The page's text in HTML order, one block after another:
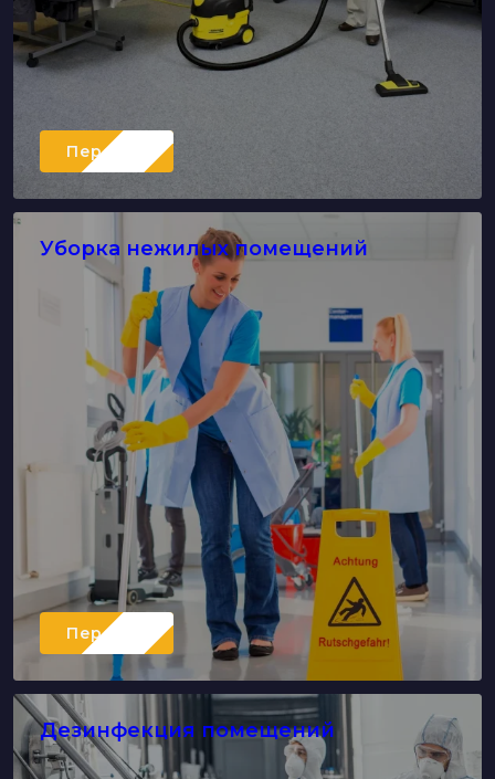
Перейти
Уборка нежилых помещений
Перейти
Дезинфекция помещений